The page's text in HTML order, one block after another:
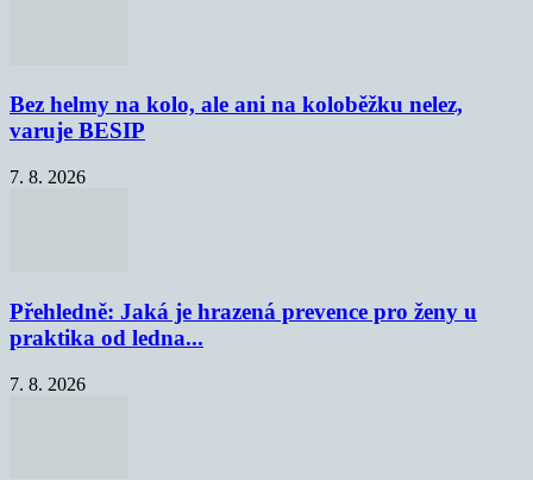
Bez helmy na kolo, ale ani na koloběžku nelez,
varuje BESIP
7. 8. 2026
Přehledně: Jaká je hrazená prevence pro ženy u
praktika od ledna...
7. 8. 2026